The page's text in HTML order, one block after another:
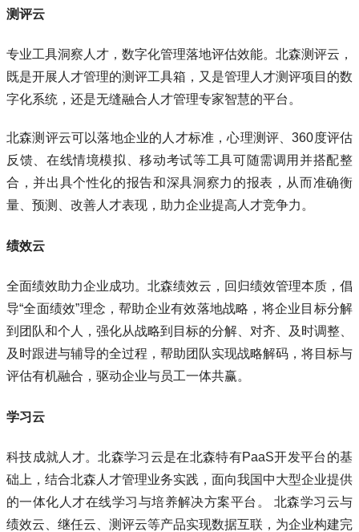
测评云
专业工具洞察人才，数字化管理落地评估效能。北森测评云，
既是开展人才管理的测评工具箱，又是管理人才测评项目的数
字化系统，还是无缝融合人才管理专家智慧的平台。
北森测评云可以落地企业的人才标准，心理测评、360度评估
反馈、在线情境模拟、移动考试等工具可随需调用并搭配整
合，并出具个性化的报告和深具洞察力的报表，从而准确衡
量、预测、改善人才表现，助力企业提高人才竞争力。
绩效云
全面绩效助力企业成功。北森绩效云，回归绩效管理本质，倡
导“全面绩效”理念，帮助企业有效落地战略，将企业目标分解
到团队和个人，强化从战略到目标的分解、对齐、及时调整、
及时跟进与辅导的全过程，帮助团队实现战略解码，将目标与
评估有机融合，驱动企业与员工一体共赢。
学习云
科技成就人才。北森学习云是在北森特有PaaS开发平台的基
础上，结合北森人才管理业务实践，面向我国中大型企业提供
的一体化人才在线学习与培养解决方案平台。 北森学习云与
绩效云、继任云、测评云等产品实现数据互联，为企业构建完